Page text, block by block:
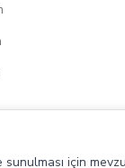
için